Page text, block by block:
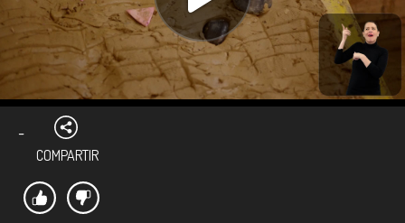
-
COMPARTIR